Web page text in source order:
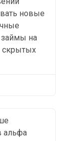
новые
займы на
скрытых
альфа